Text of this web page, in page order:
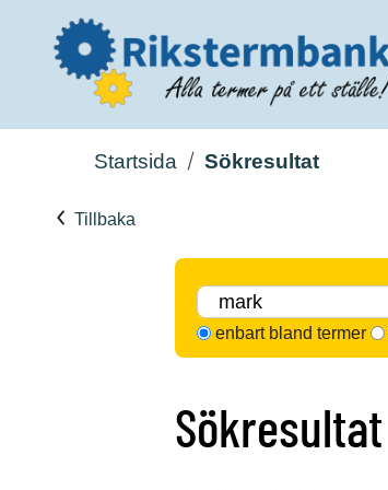
Startsida Sökresultat
Tillbaka
enbart bland termer
Sökresultat